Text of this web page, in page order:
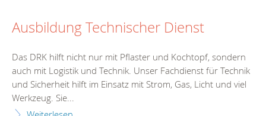
Ausbildung Technischer Dienst
Das DRK hilft nicht nur mit Pflaster und Kochtopf, sondern
auch mit Logistik und Technik. Unser Fachdienst für Technik
und Sicherheit hilft im Einsatz mit Strom, Gas, Licht und viel
Werkzeug. Sie...